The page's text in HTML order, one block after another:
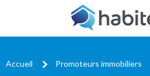
Accueil Promoteurs immobiliers